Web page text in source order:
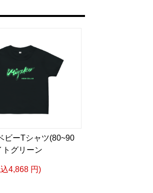
ビーTシャツ(80~90
トグリーン
4,868 円)